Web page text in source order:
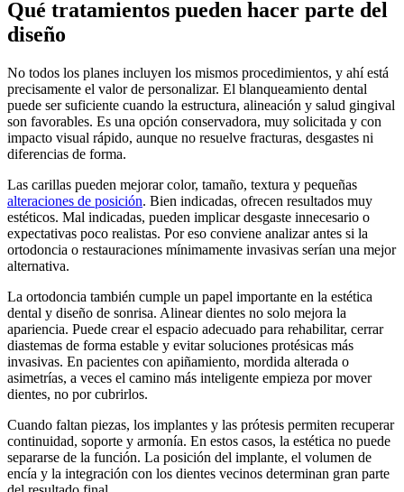
Qué tratamientos pueden hacer parte del
diseño
No todos los planes incluyen los mismos procedimientos, y ahí está
precisamente el valor de personalizar. El blanqueamiento dental
puede ser suficiente cuando la estructura, alineación y salud gingival
son favorables. Es una opción conservadora, muy solicitada y con
impacto visual rápido, aunque no resuelve fracturas, desgastes ni
diferencias de forma.
Las carillas pueden mejorar color, tamaño, textura y pequeñas
alteraciones de posición. Bien indicadas, ofrecen resultados muy
estéticos. Mal indicadas, pueden implicar desgaste innecesario o
expectativas poco realistas. Por eso conviene analizar antes si la
ortodoncia o restauraciones mínimamente invasivas serían una mejor
alternativa.
La ortodoncia también cumple un papel importante en la estética
dental y diseño de sonrisa. Alinear dientes no solo mejora la
apariencia. Puede crear el espacio adecuado para rehabilitar, cerrar
diastemas de forma estable y evitar soluciones protésicas más
invasivas. En pacientes con apiñamiento, mordida alterada o
asimetrías, a veces el camino más inteligente empieza por mover
dientes, no por cubrirlos.
Cuando faltan piezas, los implantes y las prótesis permiten recuperar
continuidad, soporte y armonía. En estos casos, la estética no puede
separarse de la función. La posición del implante, el volumen de
encía y la integración con los dientes vecinos determinan gran parte